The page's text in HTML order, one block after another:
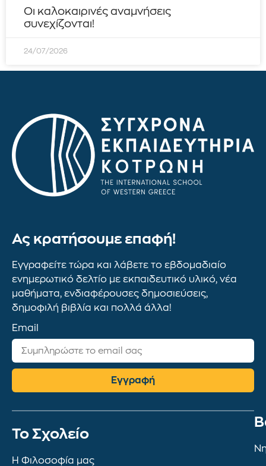
Οι καλοκαιρινές αναμνήσεις
συνεχίζονται!
24/07/2026
Ας κρατήσουμε επαφή!
Εγγραφείτε τώρα και λάβετε το εβδομαδιαίο
ενημερωτικό δελτίο με εκπαιδευτικό υλικό, νέα
μαθήματα, ενδιαφέρουσες δημοσιεύσεις,
δημοφιλή βιβλία και πολλά άλλα!
Email
Εγγραφή
To Σχολείο
Η Φιλοσοφία μας